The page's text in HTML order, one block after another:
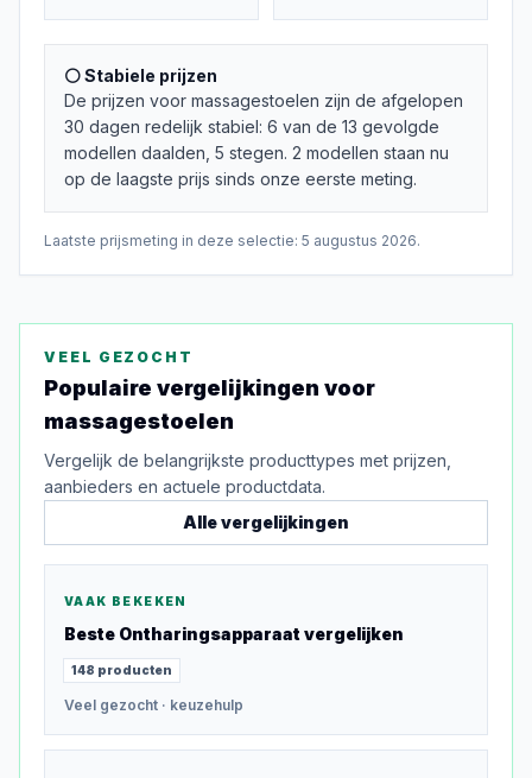
⚪ Stabiele prijzen
De prijzen voor massagestoelen zijn de afgelopen
30 dagen redelijk stabiel: 6 van de 13 gevolgde
modellen daalden, 5 stegen. 2 modellen staan nu
op de laagste prijs sinds onze eerste meting.
Laatste prijsmeting in deze selectie: 5 augustus 2026.
VEEL GEZOCHT
Populaire vergelijkingen voor
massagestoelen
Vergelijk de belangrijkste producttypes met prijzen,
aanbieders en actuele productdata.
Alle vergelijkingen
VAAK BEKEKEN
Beste Ontharingsapparaat vergelijken
148 producten
Veel gezocht · keuzehulp